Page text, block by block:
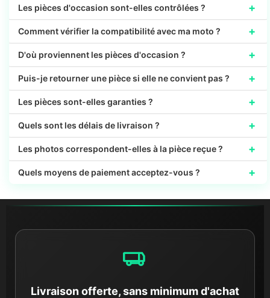
Les pièces d'occasion sont-elles contrôlées ? +
Comment vérifier la compatibilité avec ma moto ? +
D'où proviennent les pièces d'occasion ? +
Puis-je retourner une pièce si elle ne convient pas ? +
Les pièces sont-elles garanties ? +
Quels sont les délais de livraison ? +
Les photos correspondent-elles à la pièce reçue ? +
Quels moyens de paiement acceptez-vous ? +
Livraison offerte, sans minimum d'achat